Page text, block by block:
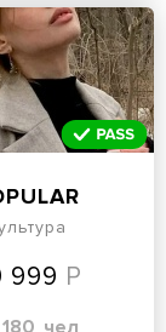
999